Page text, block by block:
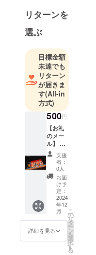
ント出演
「あなたの
人生に彩り
を加えるエ
ンターテイ
ンメント
ショー」
リターンを
選ぶ
目標金額
未達でも
リターン
が届きま
す(All-in
方式)
500円
【お礼
のメー
ル】 感
謝の気
持ちを
込め
て、お
礼の
メール
をお送
りしま
す！
支援
者：
0人
お届
け予
定：
2024
年12
月
詳細を見る
こ
の
リ
タ
ー
ン
を
選
択
す
る